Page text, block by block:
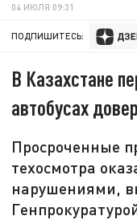
04 ИЮЛЯ 09:31
ПОДПИШИТЕСЬ:
В Казахстане
автобусах
Просроченные
техосмотра
нарушениями,